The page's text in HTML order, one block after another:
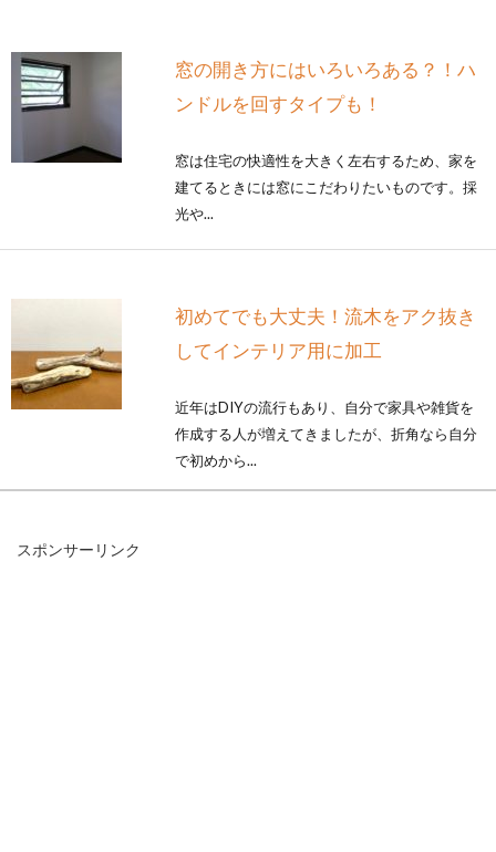
窓の開き方にはいろいろある？！ハ
ンドルを回すタイプも！
窓は住宅の快適性を大きく左右するため、家を
建てるときには窓にこだわりたいものです。採
光や...
初めてでも大丈夫！流木をアク抜き
してインテリア用に加工
近年はDIYの流行もあり、自分で家具や雑貨を
作成する人が増えてきましたが、折角なら自分
で初めから...
スポンサーリンク